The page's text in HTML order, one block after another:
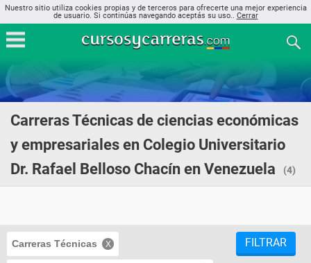
Nuestro sitio utiliza cookies propias y de terceros para ofrecerte una mejor experiencia
de usuario. Si continúas navegando aceptás su uso.. Cerrar
Carreras Técnicas de ciencias económicas
y empresariales en Colegio Universitario
Dr. Rafael Belloso Chacín en Venezuela
(4)
Carreras Técnicas FILTRAR